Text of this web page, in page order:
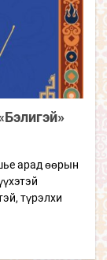
арад өөрын
түрэлхи